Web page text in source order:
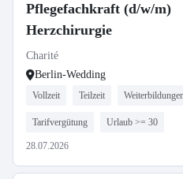
Pflegefachkraft (d/w/m)
Herzchirurgie
Charité
Berlin-Wedding
Vollzeit Teilzeit
Tarifvergütung Urlaub >= 30
28.07.2026